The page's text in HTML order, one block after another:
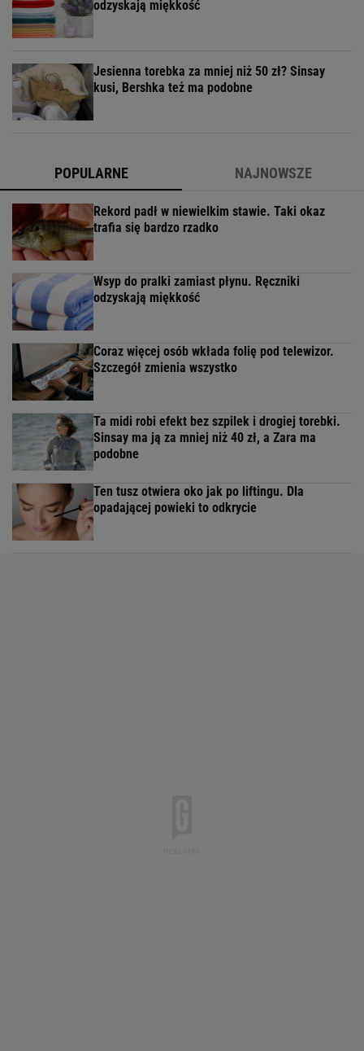
odzyskają miękkość
Jesienna torebka za mniej niż 50 zł? Sinsay
kusi, Bershka też ma podobne
POPULARNE NAJNOWSZE
Rekord padł w niewielkim stawie. Taki okaz
trafia się bardzo rzadko
Wsyp do pralki zamiast płynu. Ręczniki
odzyskają miękkość
Coraz więcej osób wkłada folię pod telewizor.
Szczegół zmienia wszystko
Ta midi robi efekt bez szpilek i drogiej torebki.
Sinsay ma ją za mniej niż 40 zł, a Zara ma
podobne
Ten tusz otwiera oko jak po liftingu. Dla
opadającej powieki to odkrycie